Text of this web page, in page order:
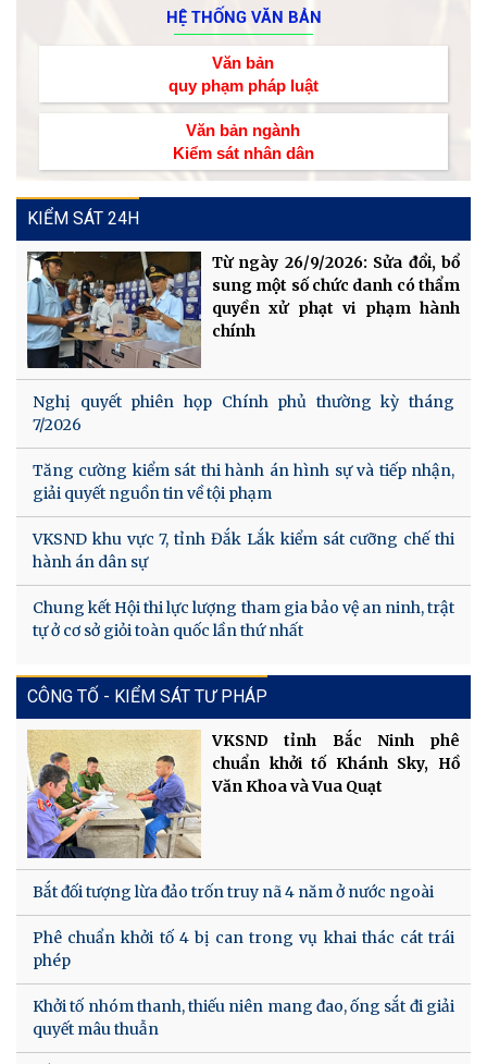
HỆ THỐNG VĂN BẢN
Văn bản
quy phạm pháp luật
Văn bản ngành
Kiểm sát nhân dân
KIỂM SÁT 24H
Từ ngày 26/9/2026: Sửa đổi, bổ
sung một số chức danh có thẩm
quyền xử phạt vi phạm hành
chính
Nghị quyết phiên họp Chính phủ thường kỳ tháng
7/2026
Tăng cường kiểm sát thi hành án hình sự và tiếp nhận,
giải quyết nguồn tin về tội phạm
VKSND khu vực 7, tỉnh Đắk Lắk kiểm sát cưỡng chế thi
hành án dân sự
Chung kết Hội thi lực lượng tham gia bảo vệ an ninh, trật
tự ở cơ sở giỏi toàn quốc lần thứ nhất
CÔNG TỐ - KIỂM SÁT TƯ PHÁP
VKSND tỉnh Bắc Ninh phê
chuẩn khởi tố Khánh Sky, Hồ
Văn Khoa và Vua Quạt
Bắt đối tượng lừa đảo trốn truy nã 4 năm ở nước ngoài
Phê chuẩn khởi tố 4 bị can trong vụ khai thác cát trái
phép
Khởi tố nhóm thanh, thiếu niên mang đao, ống sắt đi giải
quyết mâu thuẫn